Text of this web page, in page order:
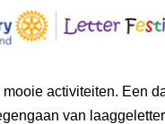
activiteiten. Een
van